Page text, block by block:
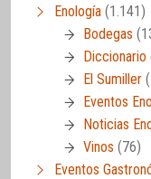
Enología (1.141)
Bodegas
Diccionario
El Sumiller
Eventos
Noticias
Vinos (76)
Eventos